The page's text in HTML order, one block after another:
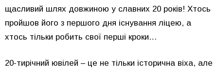
щасливий шлях довжиною у славних 20 років! Хтось
пройшов його з першого дня існування ліцею, а
хтось тільки робить свої перші кроки…
20-тирічний ювілей – це не тільки історична віха, але